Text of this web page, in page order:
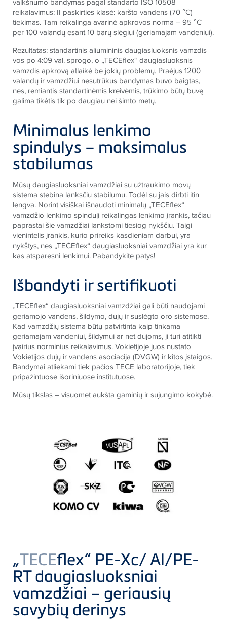
reikalavimus: II paskirties klasė: karšto vandens (70 °C)
tiekimas. Tam reikalinga avarinė apkrovos norma – 95 °C
per 100 valandų esant 10 barų slėgiui (geriamajam vandeniui).
Rezultatas: standartinis aliumininis daugiasluoksnis vamzdis
vos po 4:09 val. sprogo, o „TECEflex“ daugiasluoksnis
vamzdis apkrovą atlaikė be jokių problemų. Praėjus 1200
valandų ir vamzdžiui nesutrūkus bandymas buvo baigtas,
nes, remiantis standartinėmis kreivėmis, trūkimo būtų buvę
galima tikėtis tik po daugiau nei šimto metų.
Minimalus lenkimo
spindulys – maksimalus
stabilumas
Mūsų daugiasluoksniai vamzdžiai su užtraukimo movų
sistema stebina lanksčiu stabilumu. Todėl su jais dirbti itin
lengva. Norint visiškai išnaudoti minimalų „TECEflex“
vamzdžio lenkimo spindulį reikalingas lenkimo įrankis, tačiau
paprastai šie vamzdžiai lankstomi tiesiog nykščiu. Taigi
vienintelis įrankis, kurio prireiks kasdieniam darbui, yra
nykštys, nes „TECEflex“ daugiasluoksniai vamzdžiai yra kur
kas atsparesni lenkimui. Pabandykite patys!
Išbandyti ir sertifikuoti
„TECEflex“ daugiasluoksniai vamzdžiai gali būti naudojami
geriamojo vandens, šildymo, dujų ir suslėgto oro sistemose.
Kad vamzdžių sistema būtų patvirtinta kaip tinkama
geriamajam vandeniui, šildymui ar net dujoms, ji turi atitikti
įvairius norminius reikalavimus. Vokietijoje juos nustato
Vokietijos dujų ir vandens asociacija (DVGW) ir kitos įstaigos.
Bandymai atliekami tiek pačios TECE laboratorijoje, tiek
pripažintuose išoriniuose institutuose.
Mūsų tikslas – visuomet aukšta gaminių ir sujungimo kokybė.
„TECEflex“ PE-Xc/ Al/PE-
RT daugiasluoksniai
vamzdžiai – geriausių
savybių derinys